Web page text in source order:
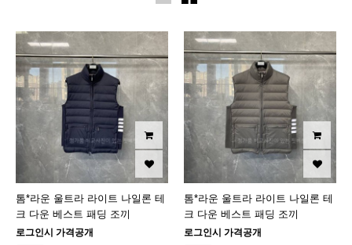
톰*라운 울트라 라이트 나일론 테
크 다운 베스트 패딩 조끼
로그인시 가격공개
톰*라운 울트라 라이트 나일론 테
크 다운 베스트 패딩 조끼
로그인시 가격공개